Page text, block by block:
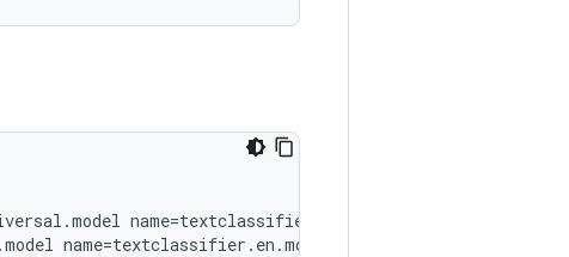
name=textclassifier.universal.model
name=textclassifier.en.model version=608 locales=en